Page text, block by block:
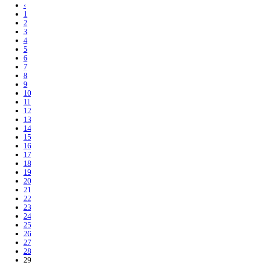
‹
1
2
3
4
5
6
7
8
9
10
11
12
13
14
15
16
17
18
19
20
21
22
23
24
25
26
27
28
29